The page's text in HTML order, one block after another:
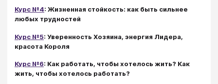
Курс №4: Жизненная стойкость: как быть сильнее
любых трудностей
Курс №5: Уверенность Хозяина, энергия Лидера,
красота Короля
Курс №6: Как работать, чтобы хотелось жить? Как
жить, чтобы хотелось работать?